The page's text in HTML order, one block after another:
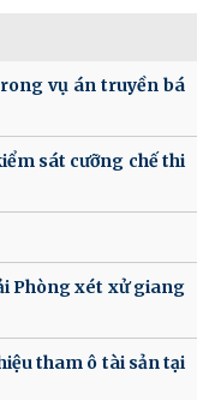
vụ án truyền bá
sát cưỡng chế thi
Phòng xét xử giang
tham ô tài sản tại